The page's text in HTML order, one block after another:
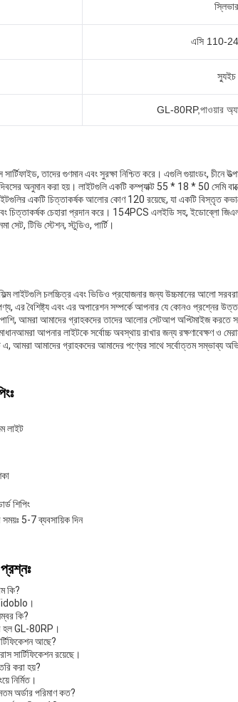
স্লিভার
এসি 110-
স্যুইচ
GL-80RP,পাওয়ার
তাদের গুণমান এবং সুরক্ষা নিশ্চিত করে। এগুলি গুয়াংডং,
অনুমান করা হয়। লাইটগুলি একটি কম্প্যাক্ট 55 * 18 * 50 সেমি
একটি চিত্তাকর্ষক আলোর কোণ 120 রয়েছে, যা একটি বিস্তৃত
চিত্তাকর্ষক চেহারা প্রদান করে। 154PCS এলইডি সহ, ইডোব্লো
সেট, টিভি স্টেশন, স্টুডিও, পার্টি।
লাইটগুলি চলচ্চিত্র এবং ভিডিও প্রযোজনার জন্য উচ্চমানের আলো
এর বৈশিষ্ট্য এবং এর অপারেশন সম্পর্কে আপনার যে কোনও প্রশ্নের
আমরা আমাদের গ্রাহকদের তাদের আলোর সেটআপ অপ্টিমাইজ করতে
আপনার লাইটকে সর্বোচ্চ অবস্থায় রাখার জন্য রক্ষণাবেক্ষণ ও
এ, আমরা আমাদের গ্রাহকদের আমাদের পণ্যের সাথে সর্বোত্তম সম্ভাব্য
লাইট
শিপিং
সময়ঃ 5-7 ব্যবসায়িক দিন
কি?
Yidoblo।
কি?
হল GL-80RP।
আছে?
সার্টিফিকেশন রয়েছে।
করা হয়?
নির্মিত।
অর্ডার পরিমাণ কত?